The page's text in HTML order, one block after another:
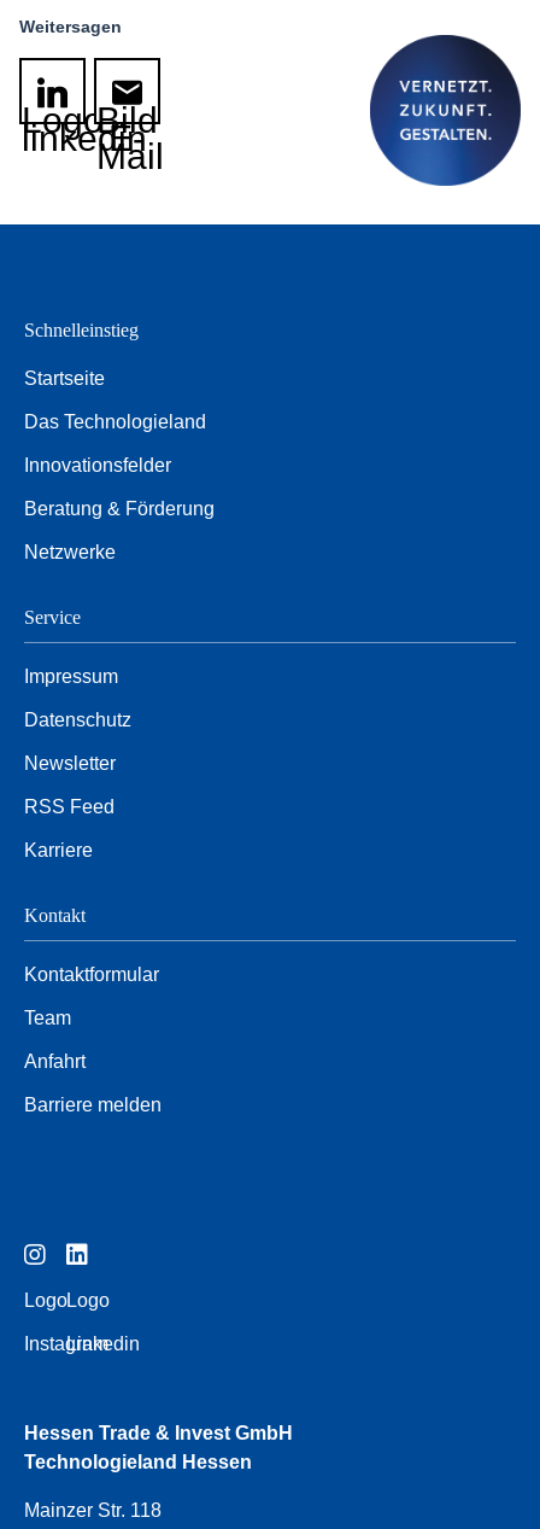
Weitersagen
Logo
linkedin
Bild
E-
Mail
Schnelleinstieg
Startseite
Das Technologieland
Innovationsfelder
Beratung & Förderung
Netzwerke
Service
Impressum
Datenschutz
Newsletter
RSS Feed
Karriere
Kontakt
Kontaktformular
Team
Anfahrt
Barriere melden
Logo
Instagram
Logo
Linkedin
Hessen Trade & Invest GmbH
Technologieland Hessen
Mainzer Str. 118